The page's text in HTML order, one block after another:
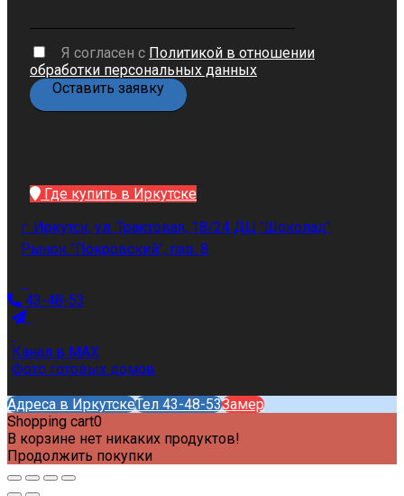
Я согласен с Политикой в отношении
обработки персональных данных
Где купить в Иркутске
г. Иркутск, ул. Трактовая, 18/24 ДЦ "Шоколад"
Рынок "Покровский", пав. 8
43-48-53
Канал в MAX
Фото готовых домов
Адреса в ИркутскеТел 43-48-53Замер
Shopping cart0
В корзине нет никаких продуктов!
Продолжить покупки